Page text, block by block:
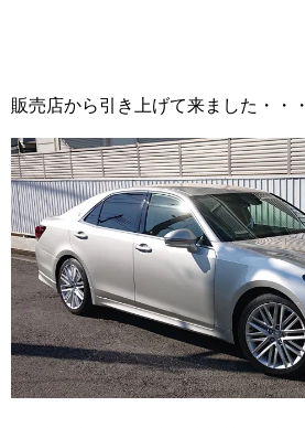
販売店から引き上げて来ました・・・